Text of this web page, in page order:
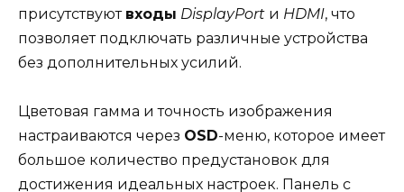
присутствуют входы DisplayPort и HDMI, что
позволяет подключать различные устройства
без дополнительных усилий.
Цветовая гамма и точность изображения
настраиваются через OSD-меню, которое имеет
большое количество предустановок для
достижения идеальных настроек. Панель с